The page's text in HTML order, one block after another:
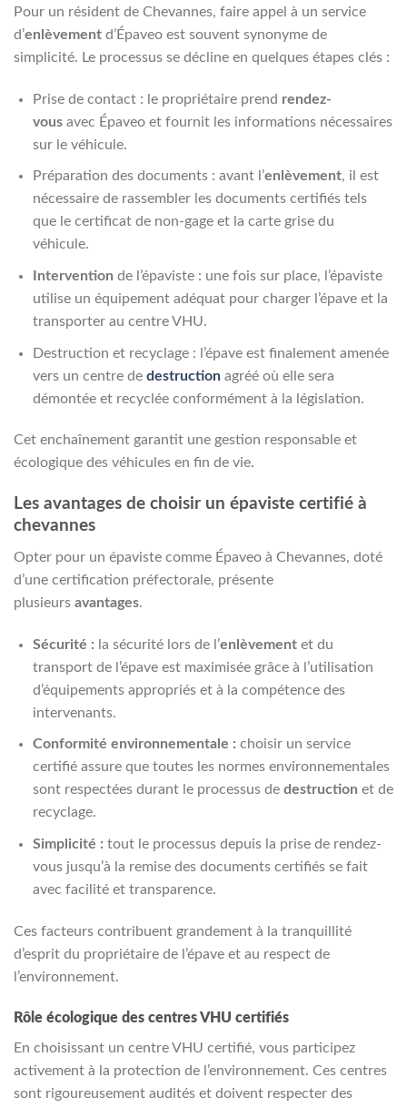
Pour un résident de Chevannes, faire appel à un service
d’enlèvement d’Épaveo est souvent synonyme de
simplicité. Le processus se décline en quelques étapes clés :
Prise de contact : le propriétaire prend rendez-
vousavec Épaveo et fournit les informations nécessaires
sur le véhicule.
Préparation des documents : avant l’enlèvement, il est
nécessaire de rassembler les documents certifiés tels
que le certificat de non-gage et la carte grise du
véhicule.
Intervention de l’épaviste : une fois sur place, l’épaviste
utilise un équipement adéquat pour charger l’épave et la
transporter au centre VHU.
Destruction et recyclage : l’épave est finalement amenée
vers un centre de destructionagréé où elle sera
démontée et recyclée conformément à la législation.
Cet enchaînement garantit une gestion responsable et
écologique des véhicules en fin de vie.
Les avantages de choisir un épaviste certifié à
chevannes
Opter pour un épaviste comme Épaveo à Chevannes, doté
d’une certification préfectorale, présente
plusieurs avantages.
Sécurité : la sécurité lors de l’enlèvementet du
transport de l’épave est maximisée grâce à l’utilisation
d’équipements appropriés et à la compétence des
intervenants.
Conformité environnementale : choisir un service
certifié assure que toutes les normes environnementales
sont respectées durant le processus de destruction et de
recyclage.
Simplicité : tout le processus depuis la prise de rendez-
vous jusqu’à la remise des documents certifiés se fait
avec facilité et transparence.
Ces facteurs contribuent grandement à la tranquillité
d’esprit du propriétaire de l’épave et au respect de
l’environnement.
Rôle écologique des centres VHU certifiés
En choisissant un centre VHU certifié, vous participez
activement à la protection de l’environnement. Ces centres
sont rigoureusement audités et doivent respecter des